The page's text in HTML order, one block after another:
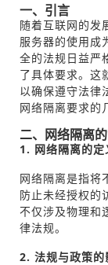
一、引言
随着互联网的发
服务器的使用成
全的法规日益严
了具体要求。这
以确保遵守法律
网络隔离要求的
二、网络隔离
1. 网络隔离的定
网络隔离是指将
防止未经授权的
不仅涉及物理和
律法规。
2. 法规与政策的